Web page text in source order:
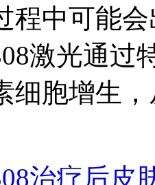
程中可能
激光通过
细胞增生
治疗后皮